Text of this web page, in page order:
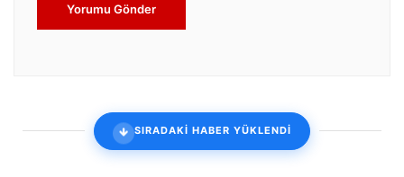
Yorumu Gönder
SIRADAKİ HABER YÜKLENDİ